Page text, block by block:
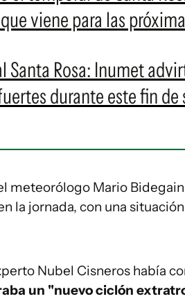
viene para las
Santa Rosa: Inumet
durante este fin de
meteorólogo Mario
la jornada, con una situación
Nubel Cisneros había
un "nuevo ciclón